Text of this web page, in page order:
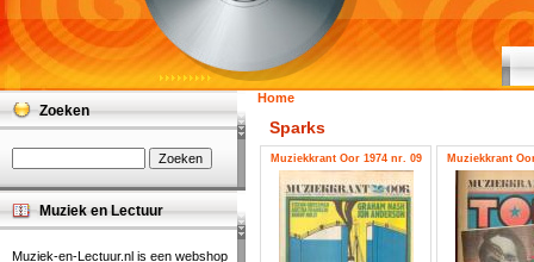
Home
Sparks
Muziekkrant Oor 1974 nr. 09 Muziekkrant
Zoeken
Muziek en Lectuur
Muziek-en-Lectuur.nl is een webshop